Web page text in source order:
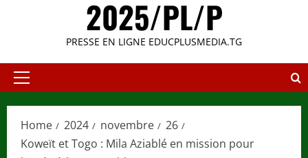
2025/PL/P
PRESSE EN LIGNE EDUCPLUSMEDIA.TG
Primary
Home 2024 novembre
26
Koweït et Togo : Mila Aziablé en mission pour